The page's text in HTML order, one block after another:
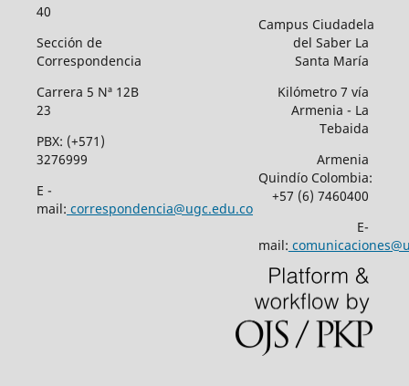
40
Sección de
Correspondencia
Carrera 5 Nª 12B
23
PBX: (+571)
3276999
E -
mail: correspondencia@ugc.edu.co
Campus Ciudadela
del Saber La
Santa María
Kilómetro 7 vía
Armenia - La
Tebaida
Armenia
Quindío Colombia:
+57 (6) 7460400
E-
mail: